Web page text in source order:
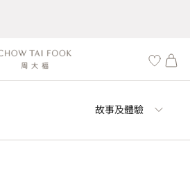
故事及體驗